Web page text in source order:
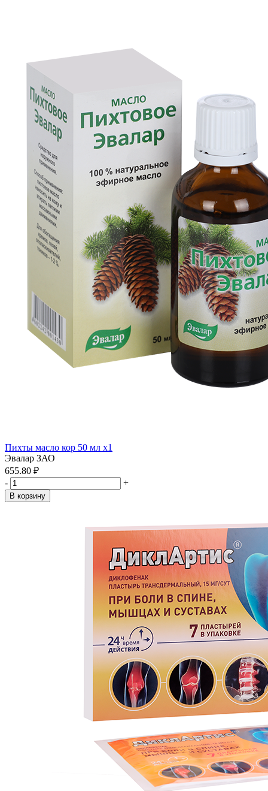
Пихты масло кор 50 мл x1
Эвалар ЗАО
655.80 ₽
-
+
В корзину